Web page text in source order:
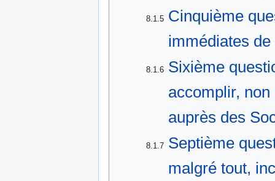
8.1.5 Cinquième
immédiates
8.1.6 Sixième
accomplir,
auprès des
8.1.7 Septième
malgré tout,